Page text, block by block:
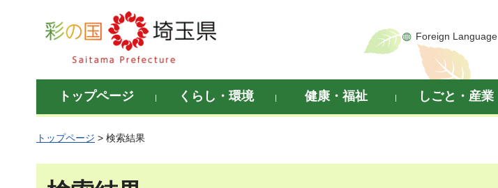
彩の国 埼玉県
Foreign Language
トップページ くらし・環境 健康・福祉 しごと・産業
トップページ > 検索結果